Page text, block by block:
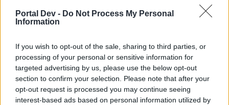
Portal Dev - Do Not Process My Personal
Information
If you wish to opt-out of the sale, sharing to third parties, or
processing of your personal or sensitive information for
targeted advertising by us, please use the below opt-out
section to confirm your selection. Please note that after your
opt-out request is processed you may continue seeing
interest-based ads based on personal information utilized by
objetos hechizados
aleatorios aumentada
Ofertas de
Gnobo
Finaliza: 19/11/2024 a las 23:59
Comentarios
Adicionales:
Mascota de Muñeca
de Nefertari